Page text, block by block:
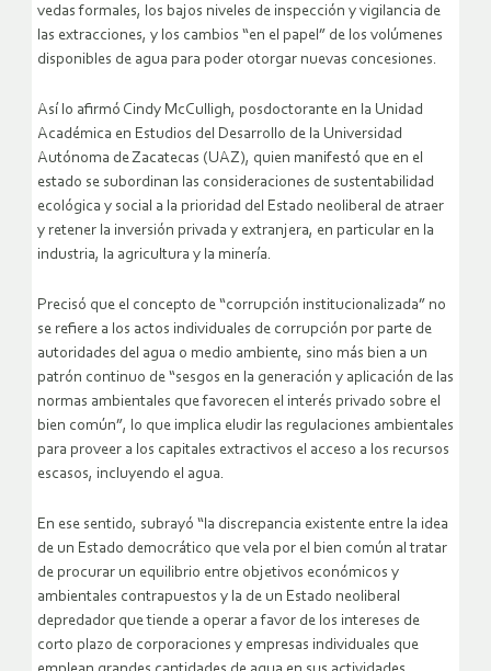
vedas formales, los bajos niveles de inspección y vigilancia de
las extracciones, y los cambios “en el papel” de los volúmenes
disponibles de agua para poder otorgar nuevas concesiones.
Así lo afirmó Cindy McCulligh, posdoctorante en la Unidad
Académica en Estudios del Desarrollo de la Universidad
Autónoma de Zacatecas (UAZ), quien manifestó que en el
estado se subordinan las consideraciones de sustentabilidad
ecológica y social a la prioridad del Estado neoliberal de atraer
y retener la inversión privada y extranjera, en particular en la
industria, la agricultura y la minería.
Precisó que el concepto de “corrupción institucionalizada” no
se refiere a los actos individuales de corrupción por parte de
autoridades del agua o medio ambiente, sino más bien a un
patrón continuo de “sesgos en la generación y aplicación de las
normas ambientales que favorecen el interés privado sobre el
bien común”, lo que implica eludir las regulaciones ambientales
para proveer a los capitales extractivos el acceso a los recursos
escasos, incluyendo el agua.
En ese sentido, subrayó “la discrepancia existente entre la idea
de un Estado democrático que vela por el bien común al tratar
de procurar un equilibrio entre objetivos económicos y
ambientales contrapuestos y la de un Estado neoliberal
depredador que tiende a operar a favor de los intereses de
corto plazo de corporaciones y empresas individuales que